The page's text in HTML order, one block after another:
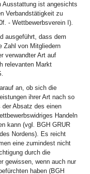
Ausstattung ist angesichts
Verbandstätigkeit zu
- Wettbewerbsverein I).
ausgeführt, dass dem
Zahl von Mitgliedern
verwandter Art auf
relevanten Markt
an, ob sich die
ihrer Art nach so
Absatz des einen
Handeln
kann (vgl. BGH GRUR
Nordens). Es reicht
eine zumindest nicht
durch die
gewissen, wenn auch nur
haben (BGH